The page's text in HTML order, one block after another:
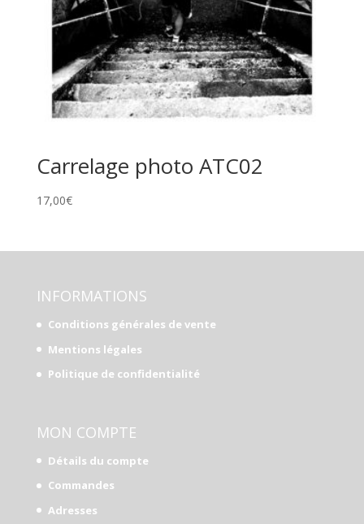
Carrelage photo ATC02
17,00€
INFORMATIONS
Conditions générales de vente
Mentions légales
Politique de confidentialité
MON COMPTE
Détails du compte
Commandes
Adresses